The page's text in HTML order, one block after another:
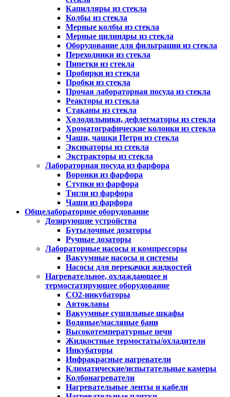
Капилляры из стекла
Колбы из стекла
Мерные колбы из стекла
Мерные цилиндры из стекла
Оборудование для фильтрации из стекла
Переходники из стекла
Пипетки из стекла
Пробирки из стекла
Пробки из стекла
Прочая лабораторная посуда из стекла
Реакторы из стекла
Стаканы из стекла
Холодильники, дефлегматоры из стекла
Хроматографические колонки из стекла
Чаши, чашки Петри из стекла
Эксикаторы из стекла
Экстракторы из стекла
Лабораторная посуда из фарфора
Воронки из фарфора
Ступки из фарфора
Тигли из фарфора
Чаши из фарфора
Общелабораторное оборудование
Дозирующие устройства
Бутылочные дозаторы
Ручные дозаторы
Лабораторные насосы и компрессоры
Вакуумные насосы и системы
Насосы для перекачки жидкостей
Нагревательное, охлаждающее и
термостатирующее оборудование
CO2-инкубаторы
Автоклавы
Вакуумные сушильные шкафы
Водяные/масляные бани
Высокотемпературные печи
Жидкостные термостаты/охладители
Инкубаторы
Инфракрасные нагреватели
Климатические/испытательные камеры
Колбонагреватели
Нагревательные ленты и кабели